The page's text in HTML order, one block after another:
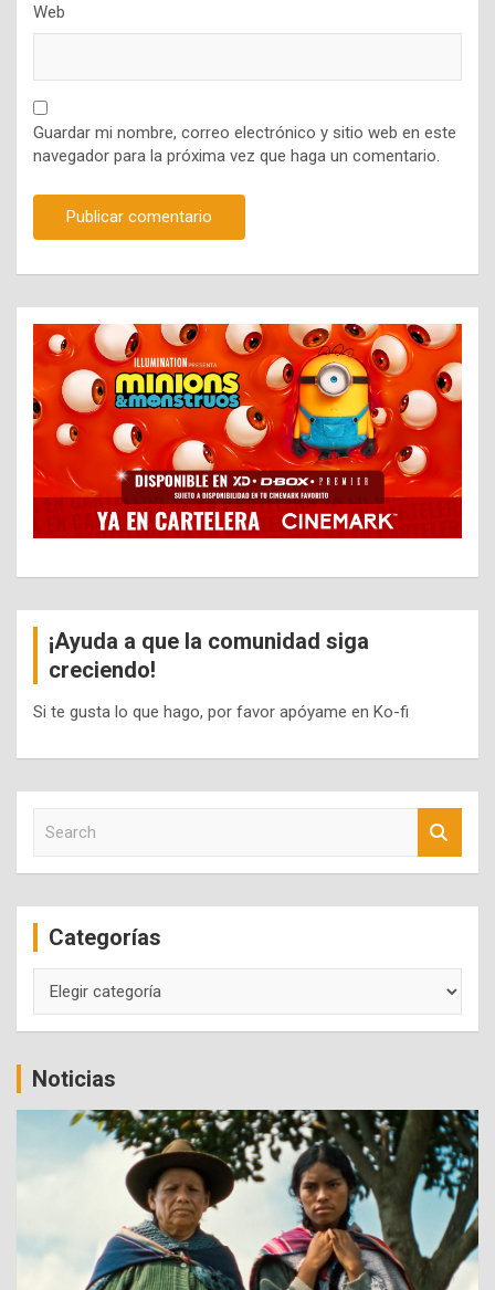
Web
Guardar mi nombre, correo electrónico y sitio web en este
navegador para la próxima vez que haga un comentario.
¡Ayuda a que la comunidad siga
creciendo!
Si te gusta lo que hago, por favor apóyame en Ko-fi
c
Categorías
Noticias